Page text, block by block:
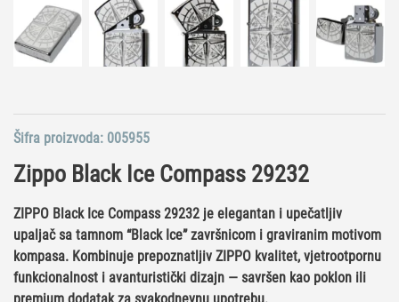
Zippo Black Ice Compass 29232
ZIPPO Black Ice Compass 29232 je elegantan i upečatljiv
upaljač sa tamnom “Black Ice” završnicom i graviranim motivom
kompasa. Kombinuje prepoznatljiv ZIPPO kvalitet, vjetrootpornu
funkcionalnost i avanturistički dizajn — savršen kao poklon ili
Šifra proizvoda: 005955